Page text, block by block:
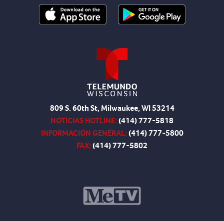
809 S. 60th St, Milwaukee, WI 53214
NOTICIAS HOTLINE:(414) 777-5818
INFORMACIÓN GENERAL:(414) 777-5800
FAX:(414) 777-5802